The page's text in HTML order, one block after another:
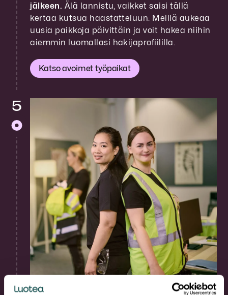
jälkeen. Älä lannistu, vaikket saisi tällä
kertaa kutsua haastatteluun. Meillä aukeaa
uusia paikkoja päivittäin ja voit hakea niihin
aiemmin luomallasi hakijaprofiililla.
Katso avoimet työpaikat
5